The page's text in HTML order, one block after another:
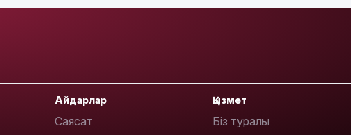
Айдарлар
Саясат
Қызмет
Біз туралы